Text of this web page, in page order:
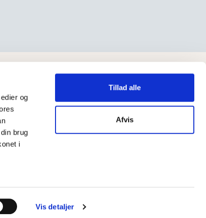
og
brug
i
Vis detaljer
Tillad alle
Afvis